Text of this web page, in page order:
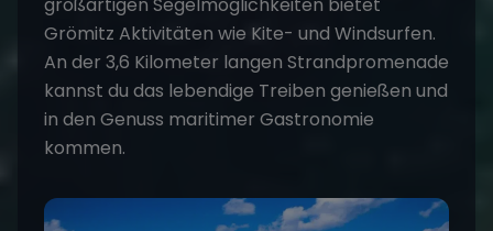
großartigen Segelmöglichkeiten bietet
Grömitz Aktivitäten wie Kite- und Windsurfen.
An der 3,6 Kilometer langen Strandpromenade
kannst du das lebendige Treiben genießen und
in den Genuss maritimer Gastronomie
kommen.